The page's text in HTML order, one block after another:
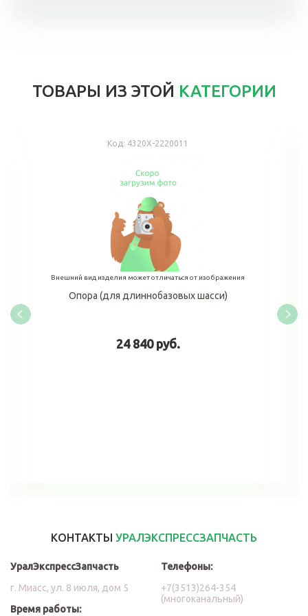
ТОВАРЫ ИЗ ЭТОЙ КАТЕГОРИИ
Код: 4320Х-2220011
Внешний вид изделия может отличаться от изображения
Опора (для длиннобазовых шасси)
24 840 руб.
КОНТАКТЫ УРАЛЭКСПРЕССЗАПЧАСТЬ
УралЭкспрессЗапчасть
г. Миасс, ул. 8 июля, дом 5
Время работы:
Телефоны:
+7(3513)264-354
(многоканальный)